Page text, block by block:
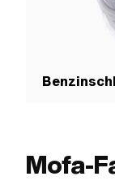
Mofa-